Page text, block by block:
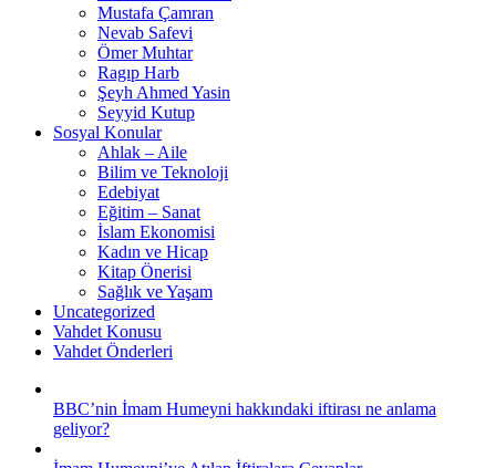
Mustafa Çamran
Nevab Safevi
Ömer Muhtar
Ragıp Harb
Şeyh Ahmed Yasin
Seyyid Kutup
Sosyal Konular
Ahlak – Aile
Bilim ve Teknoloji
Edebiyat
Eğitim – Sanat
İslam Ekonomisi
Kadın ve Hicap
Kitap Önerisi
Sağlık ve Yaşam
Uncategorized
Vahdet Konusu
Vahdet Önderleri
BBC’nin İmam Humeyni hakkındaki iftirası ne anlama
geliyor?